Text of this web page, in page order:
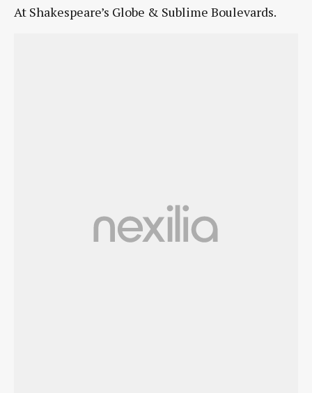
At Shakespeare’s Globe & Sublime Boulevards.